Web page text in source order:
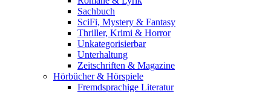
Sachbuch
SciFi, Mystery & Fantasy
Thriller, Krimi & Horror
Unkategorisierbar
Unterhaltung
Zeitschriften & Magazine
Hörbücher & Hörspiele
Fremdsprachige Literatur